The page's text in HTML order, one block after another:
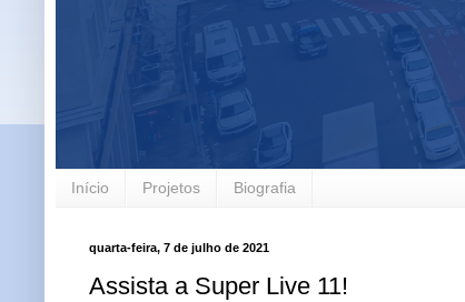
Início Projetos Biografia
quarta-feira, 7 de julho de 2021
Assista a Super Live 11!